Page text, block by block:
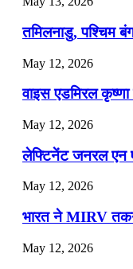
📝 डेली करेंट
July 19, 2026
📝 डेली करेंट
तमिलनाडु, पश्चिम
May 12, 2026
वाइस एडमिरल
May 12, 2026
लेफ्टिनेंट जनरल एन
May 12, 2026
भारत ने MIRV
May 12, 2026